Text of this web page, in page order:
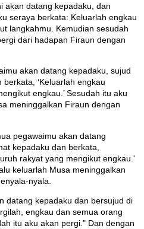
akan datang kepadaku, dan
seraya berkata: Keluarlah engkau
langkahmu. Kemudian sesudah
dari hadapan Firaun dengan
akan datang kepadaku, sujud
‘Keluarlah engkau
engkau.’ Sesudah itu aku
meninggalkan Firaun dengan
pegawaimu akan datang
kepadaku dan berkata,
rakyat yang mengikut engkau.'
keluarlah Musa meninggalkan
nyala.
datang kepadaku dan bersujud di
engkau dan semua orang
itu aku akan pergi." Dan dengan